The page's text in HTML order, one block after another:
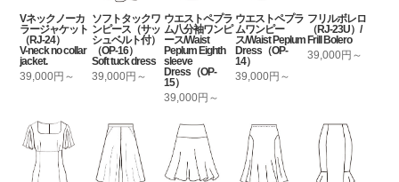
Vネックノーカ
ラージャケット
（RJ-24）
V-neck no collar
jacket.
39,000円～
ソフトタックワ
ンピース（サッ
シュベルト付）
（OP-16）
Soft tuck dress
39,000円～
ウエストペプラ
ム八分袖ワンピ
ース/Waist
Peplum Eighth
sleeve
Dress（OP-
15）
39,000円～
ウエストペプラ
ムワンピー
ス/Waist Peplum
Dress（OP-
14）
39,000円～
フリルボレロ
（RJ-23U）/
Frill Bolero
39,000円～